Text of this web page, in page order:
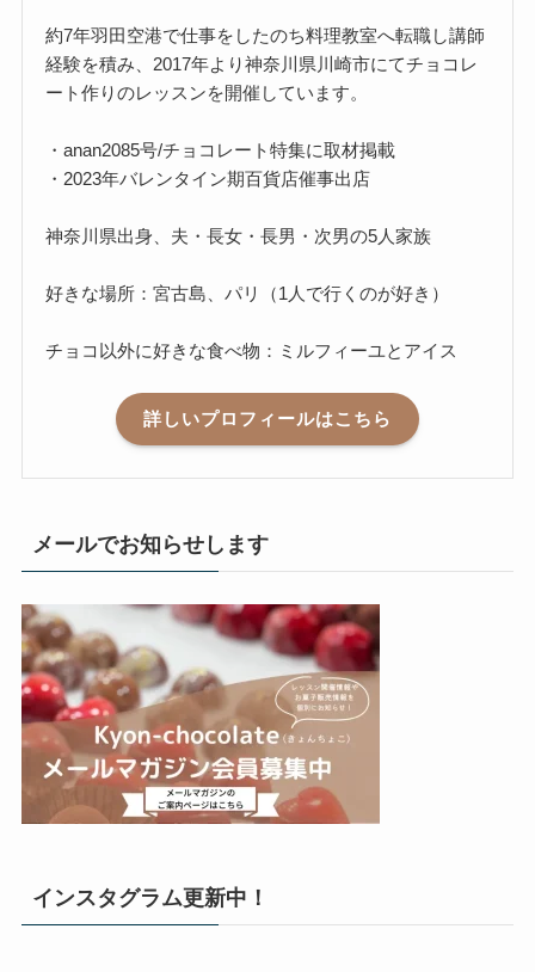
約7年羽田空港で仕事をしたのち料理教室へ転職し講師
経験を積み、2017年より神奈川県川崎市にてチョコレ
ート作りのレッスンを開催しています。
・anan2085号/チョコレート特集に取材掲載
・2023年バレンタイン期百貨店催事出店
神奈川県出身、夫・長女・長男・次男の5人家族
好きな場所：宮古島、パリ（1人で行くのが好き）
チョコ以外に好きな食べ物：ミルフィーユとアイス
詳しいプロフィールはこちら
メールでお知らせします
インスタグラム更新中！